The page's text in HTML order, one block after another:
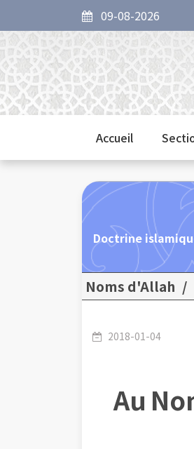
09-08-2026
Accueil
Doctrine
relation avec
Noms d'Allah /
2018-01-04
Au